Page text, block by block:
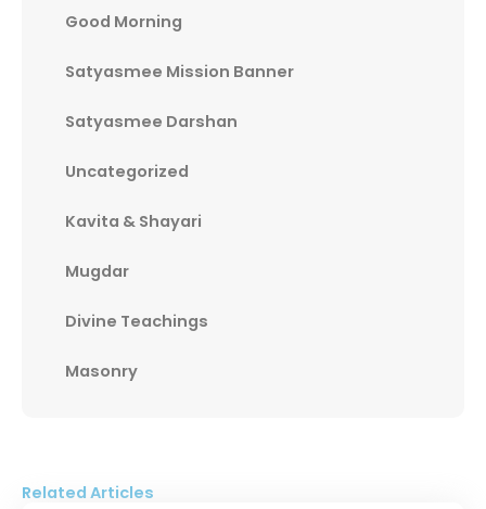
Good Morning
Satyasmee Mission Banner
Satyasmee Darshan
Uncategorized
Kavita & Shayari
Mugdar
Divine Teachings
Masonry
Related Articles